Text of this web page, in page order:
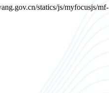
statics/js/myfocusjs/mf-